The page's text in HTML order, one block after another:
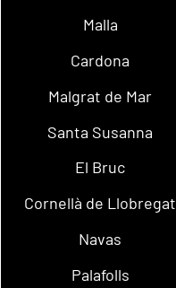
Malla
Cardona
Malgrat de Mar
Santa Susanna
El Bruc
Cornellà de Llobregat
Navas
Palafolls